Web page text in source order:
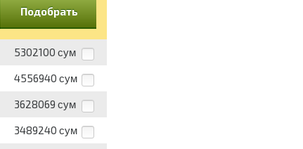
Подобрать
5302100 сум
4556940 сум
3628069 сум
3489240 сум